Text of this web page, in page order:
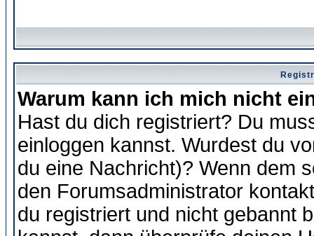
Warum kann ich mich nicht
Hast du dich registriert? Du
einloggen kannst. Wurdest du
du eine Nachricht)? Wenn dem
den Forumsadministrator
du registriert und nicht gebannt